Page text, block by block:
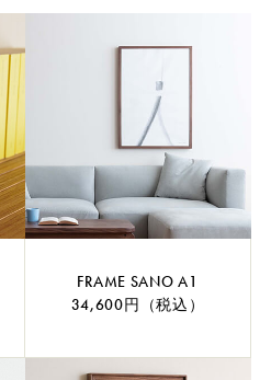
FRAME SANO A1
34,600円（税込）